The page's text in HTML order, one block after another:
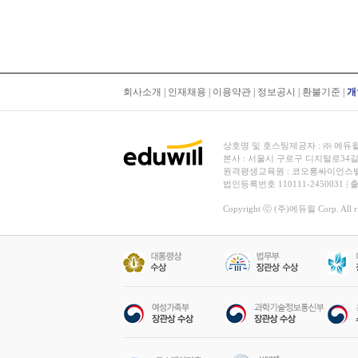
회사소개 인재채용 이용약관 정보공시 환불기준 개
상호명 및 호스팅제공자 : ㈜ 에듀
본사 : 서울시 구로구 디지털로34
원격평생교육원 : 코오롱싸이언스
법인등록번호 110111-2450031 |
Copyright ⓒ (주)에듀윌 Corp. All